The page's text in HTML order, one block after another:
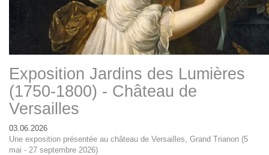
Exposition Jardins des Lumières
(1750-1800) - Château de
Versailles
03.06.2026
Une exposition présentée au château de Versailles, Grand Trianon (5
mai - 27 septembre 2026)